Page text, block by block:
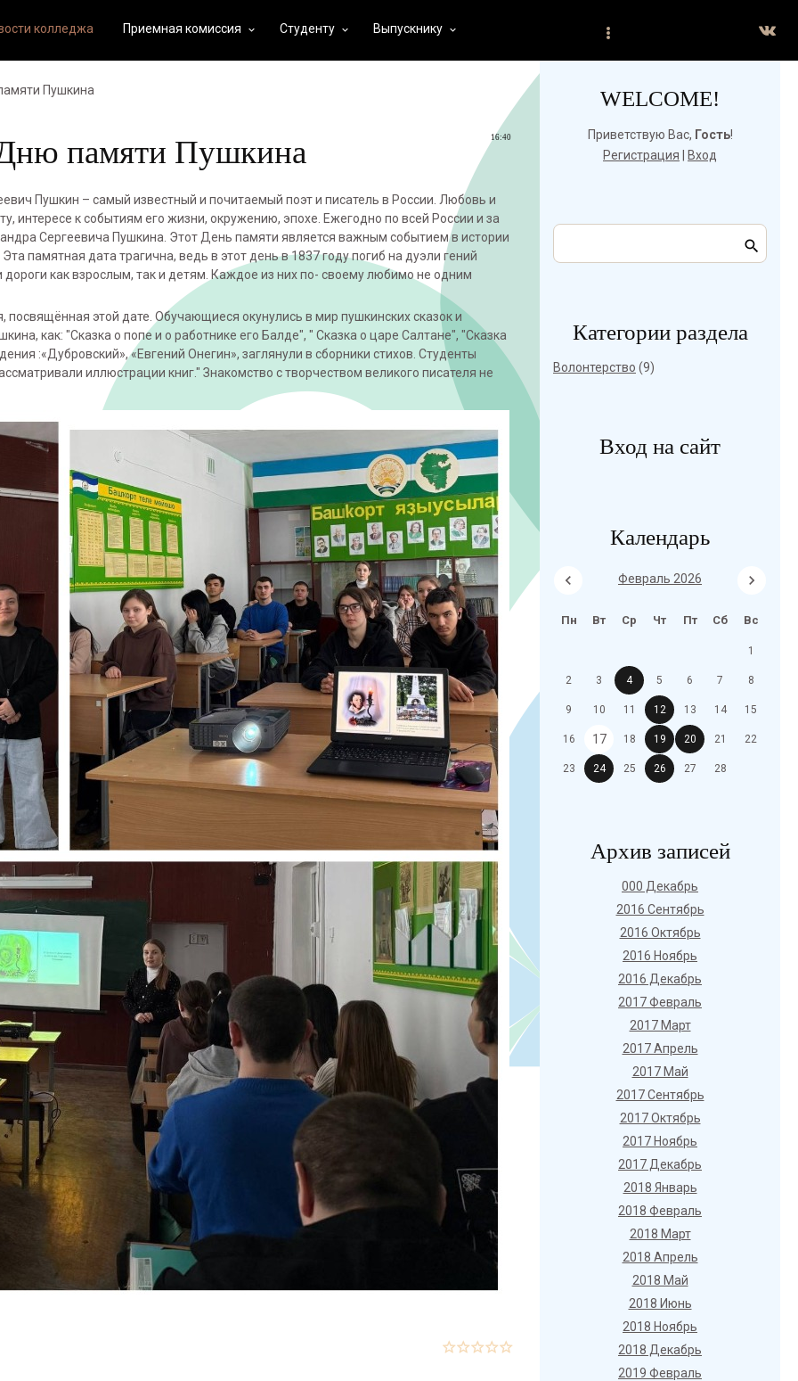
колледжа Приемная комиссия keyboard_arrow_down Студенту keyboard_arrow_down Выпускнику keyboard_arrow_down
Пушкина
16:40
Дню памяти Пушкина
Пушкин – самый известный и почитаемый поэт и писатель в России. Любовь и
интересе к событиям его жизни, окружению, эпохе. Ежегодно по всей России и за
Сергеевича Пушкина. Этот День памяти является важным событием в истории
памятная дата трагична, ведь в этот день в 1837 году погиб на дуэли гений
как взрослым, так и детям. Каждое из них по- своему любимо не одним
этой дате. Обучающиеся окунулись в мир пушкинских сказок и
как: "Сказка о попе и о работнике его Балде", " Сказка о царе Салтане", "Сказка
:«Дубровский», «Евгений Онегин», заглянули в сборники стихов. Студенты
иллюстрации книг." Знакомство с творчеством великого писателя не
WELCOME!
Приветствую Вас, Гость!
Регистрация
Вход
Категории раздела
Волонтерство (9)
Вход на сайт
Календарь
Февраль 2026
Пн Вт Ср Чт Пт Сб Вс
1
2 3 4 5 6 7 8
9 10 11 12 13 14 15
16 17 18 19 20 21 22
23 24 25 26 27 28
Архив записей
000 Декабрь
2016 Сентябрь
2016 Октябрь
2016 Ноябрь
2016 Декабрь
2017 Февраль
2017 Март
2017 Апрель
2017 Май
2017 Сентябрь
2017 Октябрь
2017 Ноябрь
2017 Декабрь
2018 Январь
2018 Февраль
2018 Март
2018 Апрель
2018 Май
2018 Июнь
2018 Ноябрь
2018 Декабрь
2019 Февраль